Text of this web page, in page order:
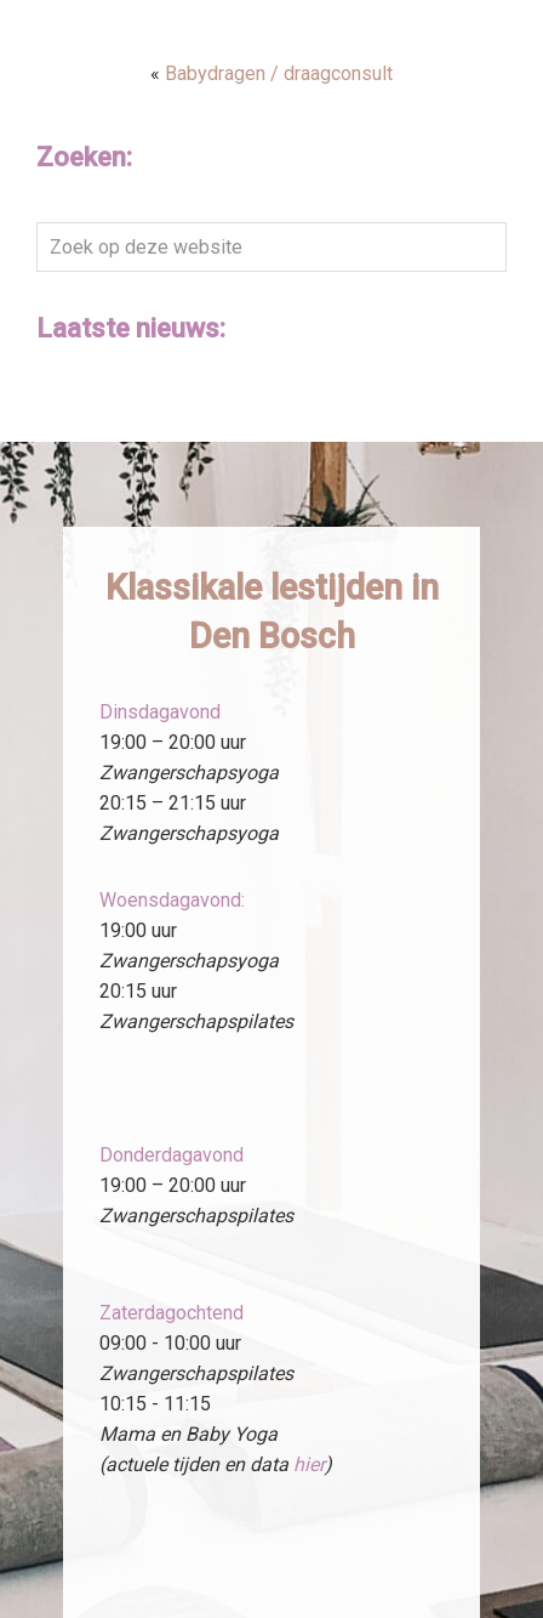
« Babydragen / draagconsult
Zoeken:
Zoek
op
website
Laatste nieuws:
Klassikale lestijden in
Den Bosch
Dinsdagavond
19:00 – 20:00 uur
Zwangerschapsyoga
20:15 – 21:15 uur
Zwangerschapsyoga
Woensdagavond:
19:00 uur
Zwangerschapsyoga
20:15 uur
Zwangerschapspilates
Donderdagavond
19:00 – 20:00 uur
Zwangerschapspilates
Zaterdagochtend
09:00 - 10:00 uur
Zwangerschapspilates
10:15 - 11:15
Mama en Baby Yoga
(actuele tijden en data hier)